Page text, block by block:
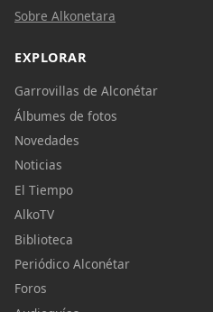
Sobre Alkonetara
EXPLORAR
Garrovillas de Alconétar
Álbumes de fotos
Novedades
Noticias
El Tiempo
AlkoTV
Biblioteca
Periódico Alconétar
Foros